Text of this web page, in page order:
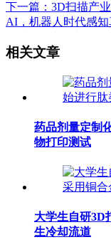
下一篇：3D扫描产
AI，机器人时代感
相关文章
药品剂量定制
物打印测试
大学生自研3D
生冷却流道